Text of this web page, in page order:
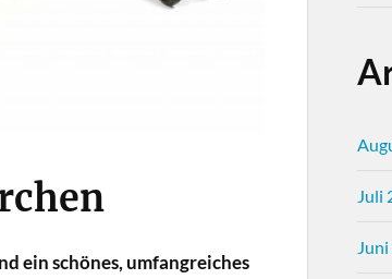
ein schönes, umfangreiches
Juli